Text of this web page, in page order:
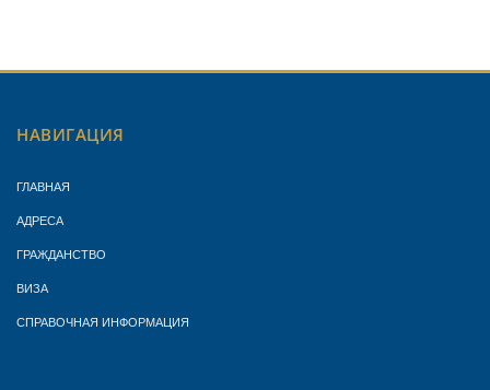
НАВИГАЦИЯ
ГЛАВНАЯ
АДРЕСА
ГРАЖДАНСТВО
ВИЗА
СПРАВОЧНАЯ ИНФОРМАЦИЯ